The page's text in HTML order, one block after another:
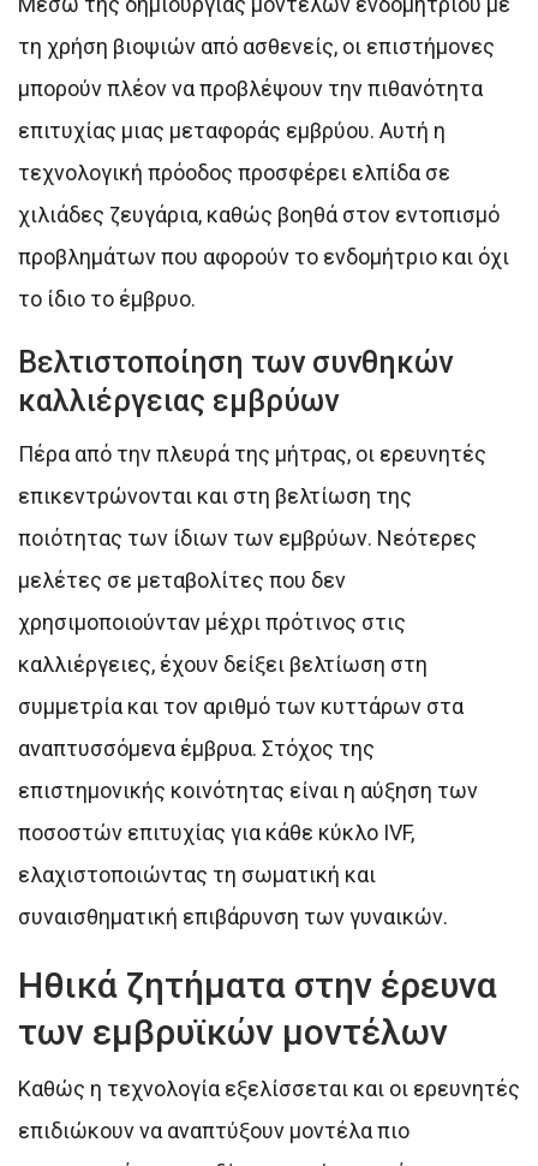
τη χρήση βιοψιών από ασθενείς, οι επιστήμονες
μπορούν πλέον να προβλέψουν την πιθανότητα
επιτυχίας μιας μεταφοράς εμβρύου. Αυτή η
τεχνολογική πρόοδος προσφέρει ελπίδα σε
χιλιάδες ζευγάρια, καθώς βοηθά στον εντοπισμό
προβλημάτων που αφορούν το ενδομήτριο και όχι
το ίδιο το έμβρυο.
Βελτιστοποίηση των συνθηκών
καλλιέργειας εμβρύων
Πέρα από την πλευρά της μήτρας, οι ερευνητές
επικεντρώνονται και στη βελτίωση της
ποιότητας των ίδιων των εμβρύων. Νεότερες
μελέτες σε μεταβολίτες που δεν
χρησιμοποιούνταν μέχρι πρότινος στις
καλλιέργειες, έχουν δείξει βελτίωση στη
συμμετρία και τον αριθμό των κυττάρων στα
αναπτυσσόμενα έμβρυα. Στόχος της
επιστημονικής κοινότητας είναι η αύξηση των
ποσοστών επιτυχίας για κάθε κύκλο IVF,
ελαχιστοποιώντας τη σωματική και
συναισθηματική επιβάρυνση των γυναικών.
Ηθικά ζητήματα στην έρευνα
των εμβρυϊκών μοντέλων
Καθώς η τεχνολογία εξελίσσεται και οι ερευνητές
επιδιώκουν να αναπτύξουν μοντέλα πιο